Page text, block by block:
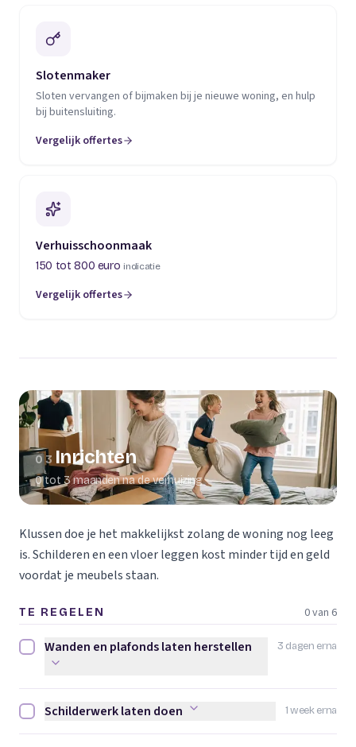
Slotenmaker
Sloten vervangen of bijmaken bij je nieuwe woning, en hulp
bij buitensluiting.
Vergelijk offertes
(opent in een nieuw tabblad)
Verhuisschoonmaak
150 tot 800 euro indicatie
Vergelijk offertes
(opent in een nieuw tabblad)
03 Inrichten
0 tot 3 maanden na de verhuizing
Klussen doe je het makkelijkst zolang de woning nog leeg
is. Schilderen en een vloer leggen kost minder tijd en geld
voordat je meubels staan.
TE REGELEN 0 van 6
3 dagen erna
Wanden en plafonds laten herstellen afvinken
Wanden en plafonds laten herstellen
1 week erna
Schilderwerk laten doen afvinken
Schilderwerk laten doen